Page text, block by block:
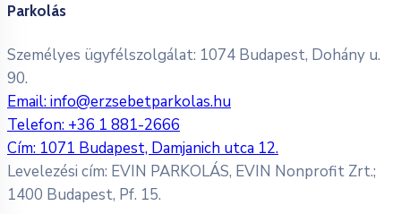
Parkolás
Személyes ügyfélszolgálat: 1074 Budapest, Dohány u.
90.
Email:info@erzsebetparkolas.hu
Telefon: +36 1 881-2666
Cím: 1071 Budapest, Damjanich utca 12.
Levelezési cím: EVIN PARKOLÁS, EVIN Nonprofit Zrt.;
1400 Budapest, Pf. 15.